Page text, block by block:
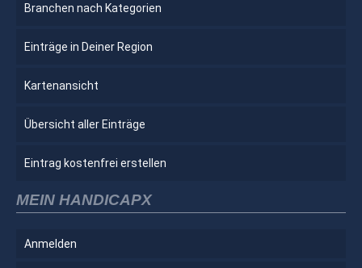
Branchen nach Kategorien
Einträge in Deiner Region
Kartenansicht
Übersicht aller Einträge
Eintrag kostenfrei erstellen
MEIN HANDICAPX
Anmelden